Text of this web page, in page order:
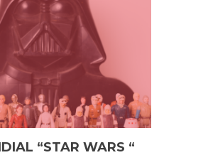
“STAR WARS “